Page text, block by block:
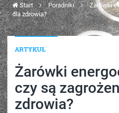
Start Poradniki
Żarówki
dla zdrowia?
ARTYKUŁ
Żarówki
czy są
zdrowia?